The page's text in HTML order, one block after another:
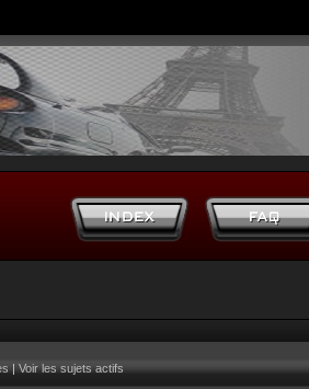
|Voir les sujets actifs